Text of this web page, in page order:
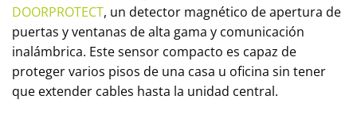
DOORPROTECT, un detector magnético de apertura de
puertas y ventanas de alta gama y comunicación
inalámbrica. Este sensor compacto es capaz de
proteger varios pisos de una casa u oficina sin tener
que extender cables hasta la unidad central.